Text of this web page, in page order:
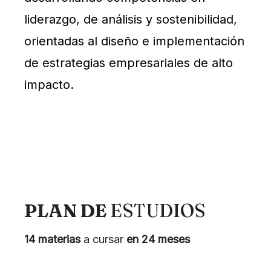
liderazgo, de análisis y sostenibilidad,
orientadas al diseño e implementación
de estrategias empresariales de alto
impacto.
PLAN DEESTUDIOS
14 materiasa cursar en 24 meses